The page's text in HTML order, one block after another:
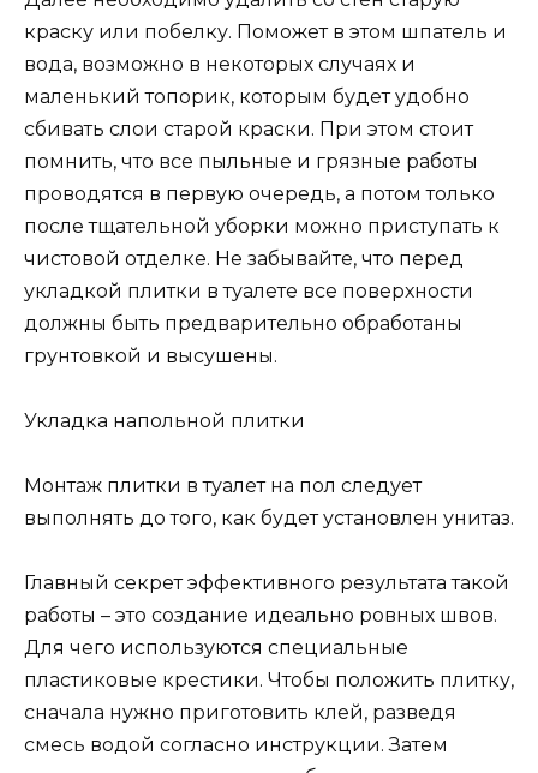
краску или побелку. Поможет в этом шпатель и
вода, возможно в некоторых случаях и
маленький топорик, которым будет удобно
сбивать слои старой краски. При этом стоит
помнить, что все пыльные и грязные работы
проводятся в первую очередь, а потом только
после тщательной уборки можно приступать к
чистовой отделке. Не забывайте, что перед
укладкой плитки в туалете все поверхности
должны быть предварительно обработаны
грунтовкой и высушены.
Укладка напольной плитки
Монтаж плитки в туалет на пол следует
выполнять до того, как будет установлен унитаз.
Главный секрет эффективного результата такой
работы – это создание идеально ровных швов.
Для чего используются специальные
пластиковые крестики. Чтобы положить плитку,
сначала нужно приготовить клей, разведя
смесь водой согласно инструкции. Затем